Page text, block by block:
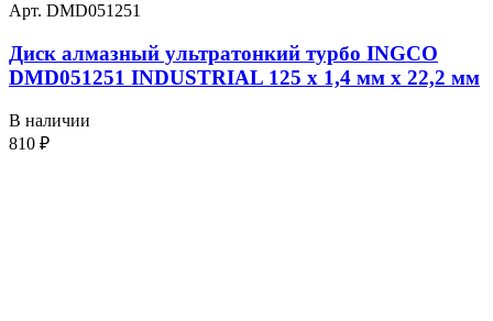
Арт. DMD051251
Диск алмазный ультратонкий турбо INGCO
DMD051251 INDUSTRIAL 125 х 1,4 мм x 22,2 мм
В наличии
810 ₽